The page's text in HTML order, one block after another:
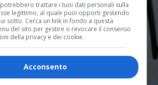
trattare i tuoi dati personali sulla
legittimo, al quale puoi opporti gestendo
sotto. Cerca un link in fondo a questa
del sito per gestire o revocare il consenso
della privacy e dei cookie.
Acconsento